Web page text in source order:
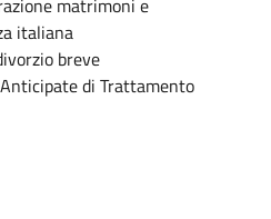
italiana
breve
di Trattamento